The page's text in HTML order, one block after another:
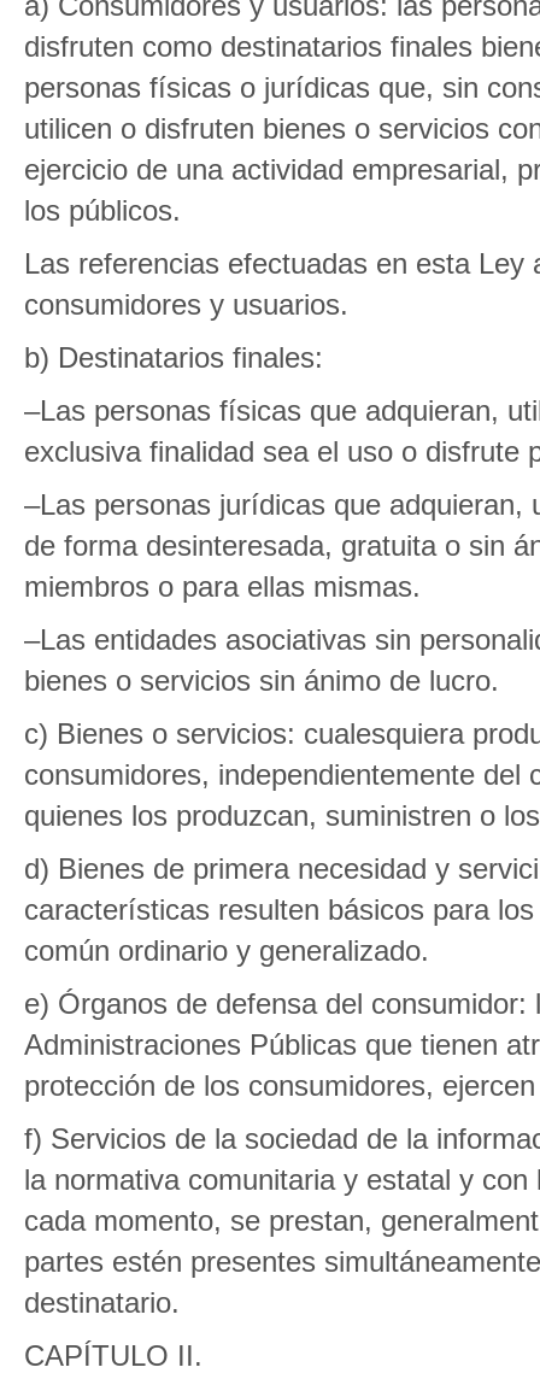
disfruten como destinatarios finales
personas físicas o jurídicas que, sin
utilicen o disfruten bienes o servicios
ejercicio de una actividad empresarial,
los públicos.
Las referencias efectuadas en esta
consumidores y usuarios.
b) Destinatarios finales:
–Las personas físicas que adquieran,
exclusiva finalidad sea el uso o disfrute
–Las personas jurídicas que
de forma desinteresada, gratuita o sin
miembros o para ellas mismas.
–Las entidades asociativas sin
bienes o servicios sin ánimo de lucro.
c) Bienes o servicios: cualesquiera
consumidores, independientemente
quienes los produzcan, suministren o
d) Bienes de primera necesidad y
características resulten básicos para
común ordinario y generalizado.
e) Órganos de defensa del
Administraciones Públicas que tienen
protección de los consumidores,
f) Servicios de la sociedad de la
la normativa comunitaria y estatal y
cada momento, se prestan,
partes estén presentes
destinatario.
CAPÍTULO II.